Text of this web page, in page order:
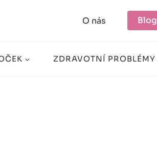
O nás Blog
ZDRAVOTNÍ PROBLÉMY